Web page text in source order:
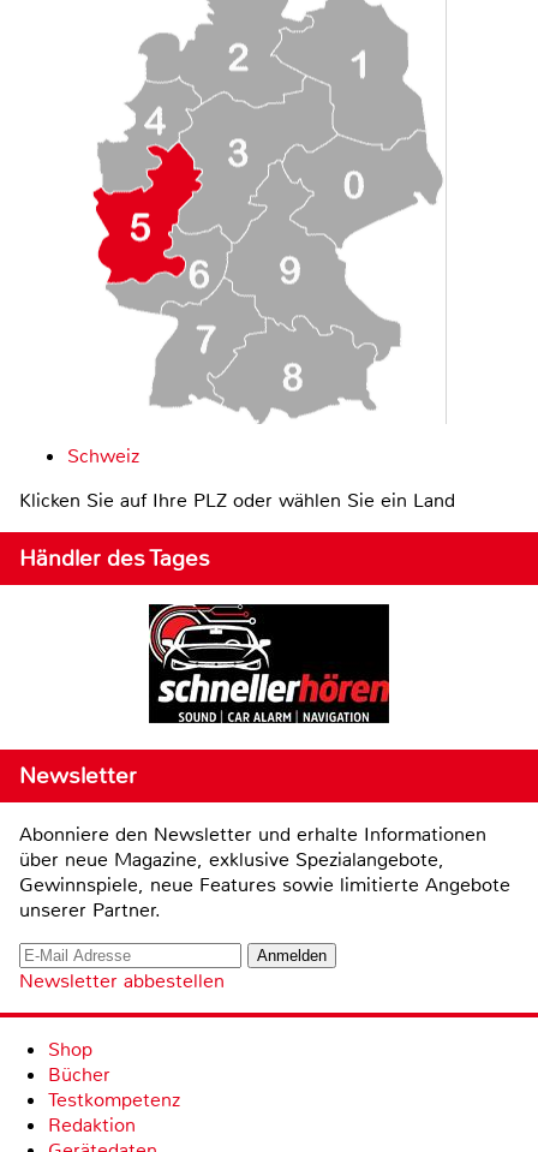
Schweiz
Klicken Sie auf Ihre PLZ oder wählen Sie ein Land
Händler des Tages
Newsletter
Abonniere den Newsletter und erhalte Informationen
über neue Magazine, exklusive Spezialangebote,
Gewinnspiele, neue Features sowie limitierte Angebote
unserer Partner.
Newsletter abbestellen
Shop
Bücher
Testkompetenz
Redaktion